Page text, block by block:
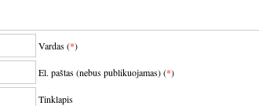
Vardas (*)
El. paštas (nebus publikuojamas) (*)
Tinklapis